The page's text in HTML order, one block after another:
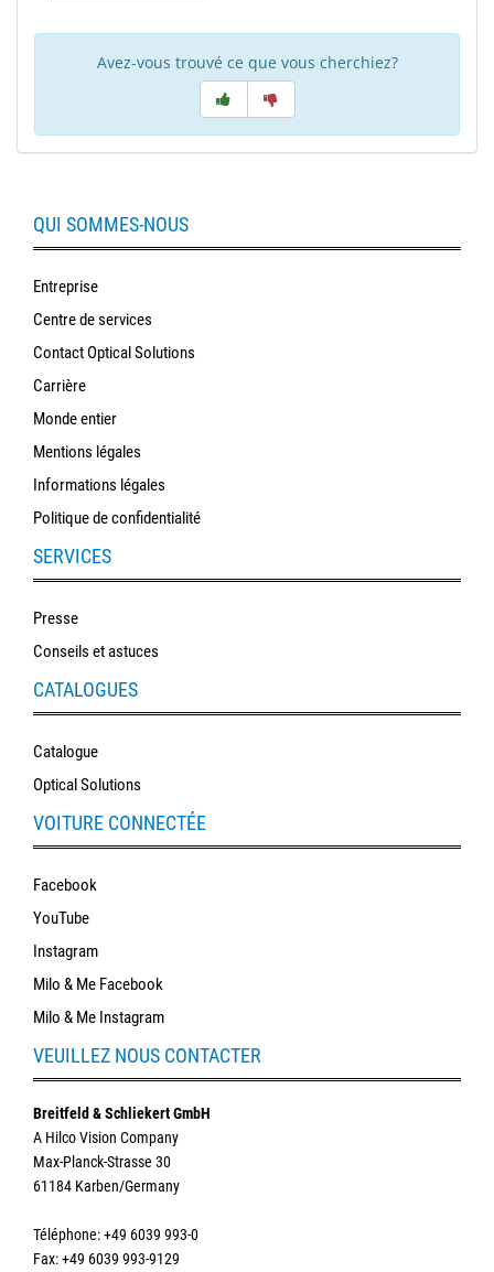
Avez-vous trouvé ce que vous cherchiez?
QUI SOMMES-NOUS
Entreprise
Centre de services
Contact Optical Solutions
Carrière
Monde entier
Mentions légales
Informations légales
Politique de confidentialité
SERVICES
Presse
Conseils et astuces
CATALOGUES
Catalogue
Optical Solutions
VOITURE CONNECTÉE
Facebook
YouTube
Instagram
Milo & Me Facebook
Milo & Me Instagram
VEUILLEZ NOUS CONTACTER
Breitfeld & Schliekert GmbH
A Hilco Vision Company
Max-Planck-Strasse 30
61184 Karben/Germany
Téléphone: +49 6039 993-0
Fax: +49 6039 993-9129